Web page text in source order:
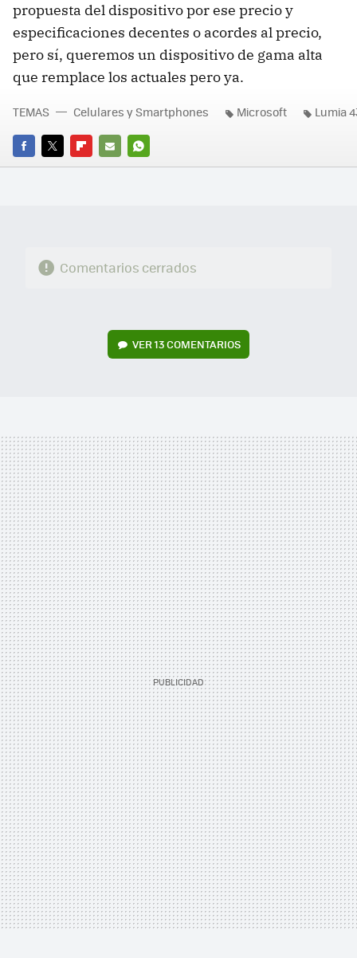
propuesta del dispositivo por ese precio y
especificaciones decentes o acordes al precio,
pero sí, queremos un dispositivo de gama alta
que remplace los actuales pero ya.
FACEBOOK
TWITTERFLIPBOARD
E-
WHATSAPP
TEMAS Celulares y Smartphones Microsoft Lumia
Comentarios cerrados
VER 13 COMENTARIOS